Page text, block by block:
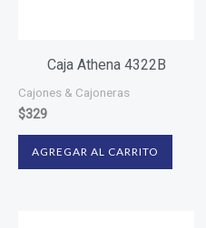
Caja Athena 4322B
Cajones & Cajoneras
$329
AGREGAR AL CARRITO